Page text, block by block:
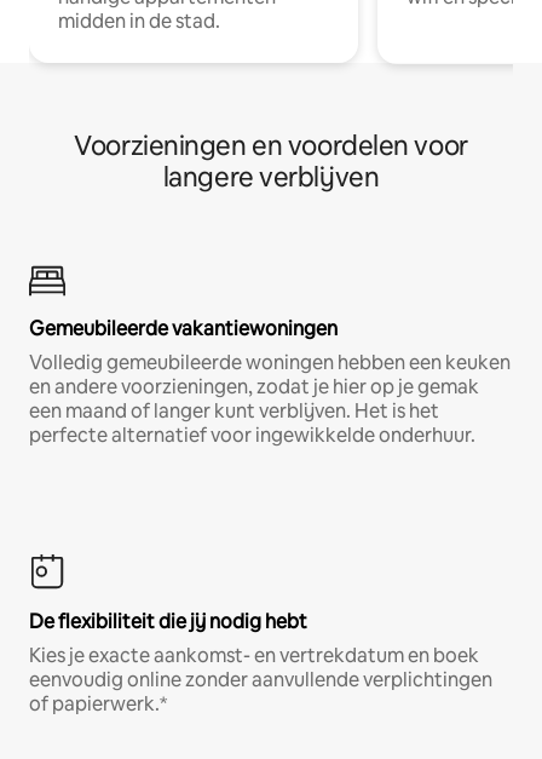
midden in de stad.
Voorzieningen en voordelen voor
langere verblijven
Gemeubileerde vakantiewoningen
Volledig gemeubileerde woningen hebben een keuken
en andere voorzieningen, zodat je hier op je gemak
een maand of langer kunt verblijven. Het is het
perfecte alternatief voor ingewikkelde onderhuur.
De flexibiliteit die jij nodig hebt
Kies je exacte aankomst- en vertrekdatum en boek
eenvoudig online zonder aanvullende verplichtingen
of papierwerk.*